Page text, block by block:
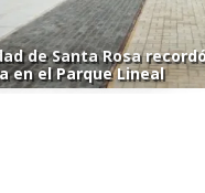
de Santa Rosa
en el Parque Lineal